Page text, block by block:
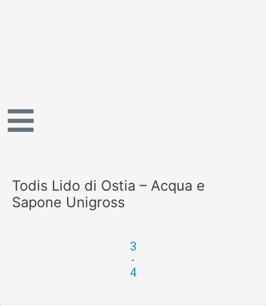
Todis Lido di Ostia – Acqua e
Sapone Unigross
3
-
4